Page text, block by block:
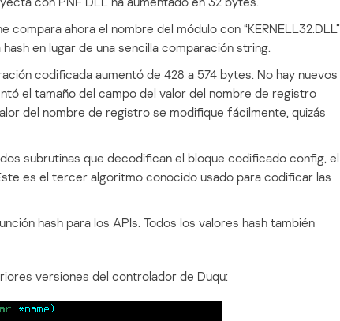
compara ahora el nombre del módulo con “KERNELL32.DLL”
en lugar de una sencilla comparación string.
codificada aumentó de 428 a 574 bytes. No hay nuevos
el tamaño del campo del valor del nombre de registro
del nombre de registro se modifique fácilmente, quizás
subrutinas que decodifican el bloque codificado config, el
es el tercer algoritmo conocido usado para codificar las
hash para los APIs. Todos los valores hash también
versiones del controlador de Duqu: